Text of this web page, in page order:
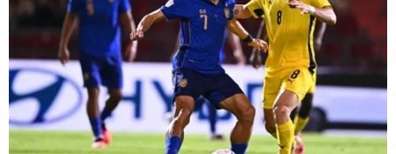
rẻ trong năm 2018
30/06/2015 22:13
Quan chức điều hành cấp cao của hãng Volkswagen
cho biết "sẽ tung ra thị trường một dòng xe giá rẻ trong
năm 2018, trong đó có một mẫu xe SUV, một mẫu saloon
và một mẫu hatchback."